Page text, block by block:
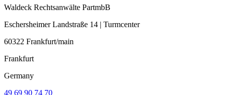
Waldeck Rechtsanwälte PartmbB
Eschersheimer Landstraße 14 | Turmcenter
60322 Frankfurt/main
Frankfurt
Germany
49 69 90 74 70